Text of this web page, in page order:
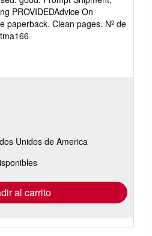
vendedor:
4
de
5
PROVIDEDAdvice On
paperback. Clean pages. Nº de
Unidos de America
al carrito